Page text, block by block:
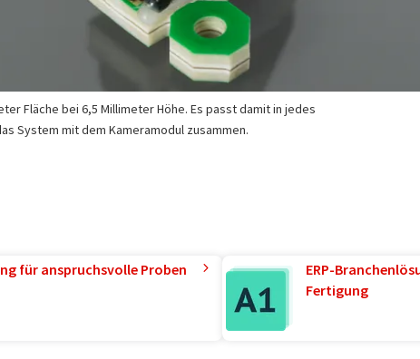
Fläche bei 6,5 Millimeter Höhe. Es passt damit in jedes
System mit dem Kameramodul zusammen.
für anspruchsvolle Proben
ERP-
Fertigung